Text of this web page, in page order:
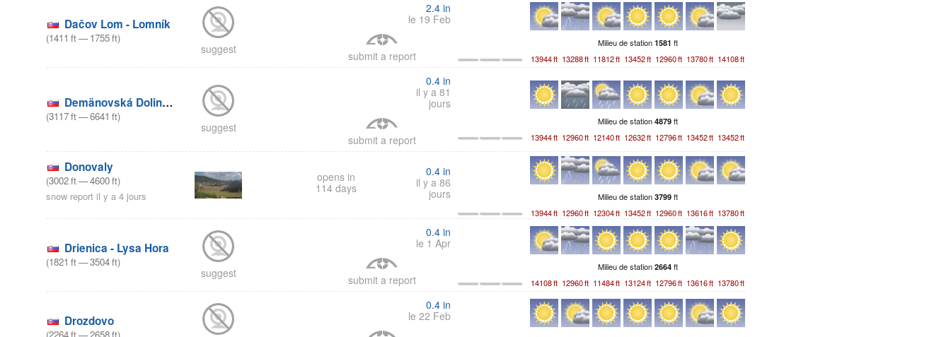
Dačov Lom - Lomník
(1411 ft—1755ft)
suggest
2.4 in
le 19 Feb
submit a report
Milieu de station 1581 ft
13944ft 13288ft 11812ft 13452ft 12960ft 13780ft 14108ft
Demänovská Dolina -Jasná
(3117ft—6641 ft)
suggest
0.4 in
il y a 81
jours
submit a report
Milieu de station 4879 ft
13944ft 12960ft 12140ft 12632ft 12796ft 13452ft 13452ft
Donovaly
(3002ft—4600ft)
snow report il y a 4 jours
opens in
114 days
0.4 in
il y a 86
jours
Milieu de station 3799 ft
13944ft 12960ft 12304ft 13452ft 12960ft 13616ft 13780ft
Drienica - Lysa Hora
(1821 ft—3504ft)
suggest
0.4 in
le 1 Apr
submit a report
Milieu de station 2664 ft
14108ft 12960ft 11484ft 13124ft 12796ft 13616ft 13780ft
Drozdovo
0.4 in
le 22 Feb